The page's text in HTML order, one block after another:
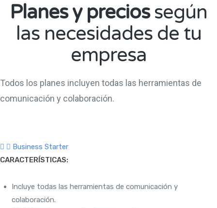
Planes y preciossegún
las necesidades de tu
empresa
Todos los planes incluyen todas las herramientas de
comunicación y colaboración.
Business Starter
CARACTERÍSTICAS:
Incluye todas las herramientas de comunicación y
colaboración.